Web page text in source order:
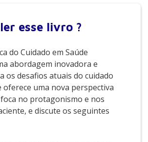
ler esse livro ?
do Cuidado em Saúde
abordagem inovadora e
os desafios atuais do cuidado
oferece uma nova perspectiva
no protagonismo e nos
e discute os seguintes